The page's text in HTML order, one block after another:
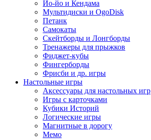
Йо-йо и Кендама
Мультидиски и OgoDisk
Петанк
Самокаты
Скейтборды и Лонгборды
Тренажеры для прыжков
Фиджет-кубы
Фингерборды
Фрисби и др. игры
Настольные игры
Аксессуары для настольных игр
Игры с карточками
Кубики Историй
Логические игры
Магнитные в дорогу
Мемо